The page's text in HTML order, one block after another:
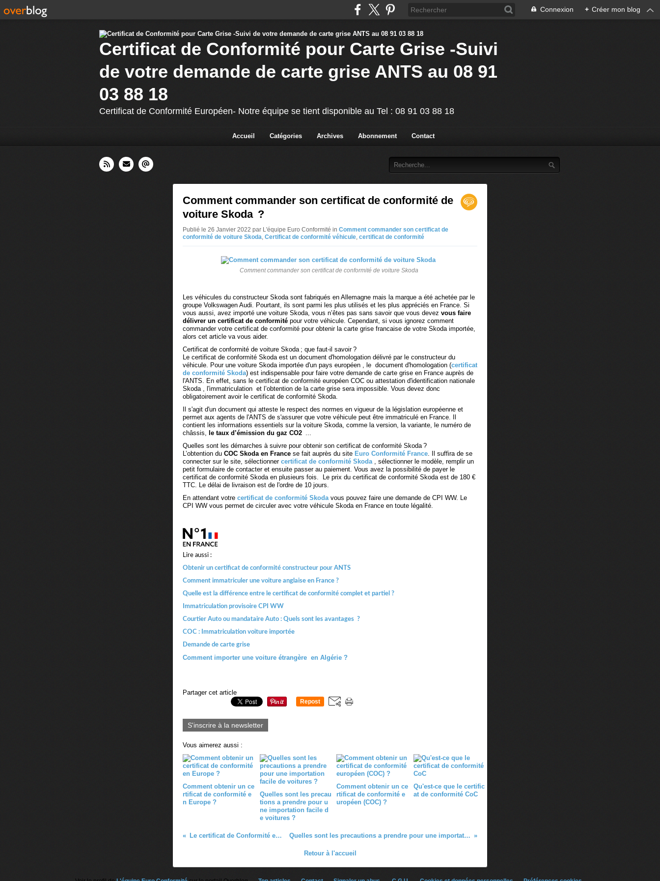
Connexion + Créer mon blog
Certificat de Conformité pour Carte Grise -Suivi
de votre demande de carte grise ANTS au 08 91
03 88 18
Certificat de Conformité Européen- Notre équipe se tient disponible au Tel : 08 91 03 88 18
Accueil Catégories Archives Abonnement Contact
Comment commander son certificat de conformité de
voiture Skoda ?
Publié le 26 Janvier 2022 par L'équipe Euro Conformité in Comment commander son certificat de
conformité de voiture Skoda Certificat de conformité véhicule certificat de conformité
Comment commander son certificat de conformité de voiture Skoda
Les véhicules du constructeur Skoda sont fabriqués en Allemagne mais la marque a été achetée par le
groupe Volkswagen Audi. Pourtant, ils sont parmi les plus utilisés et les plus appréciés en France. Si
vous aussi, avez importé une voiture Skoda, vous n’êtes pas sans savoir que vous devez vous faire
délivrer un certificat de conformité pour votre véhicule. Cependant, si vous ignorez comment
commander votre certificat de conformité pour obtenir la carte grise francaise de votre Skoda importée,
alors cet article va vous aider.
Certificat de conformité de voiture Skoda ; que faut-il savoir ?
Le certificat de conformité Skoda est un document d'homologation délivré par le constructeur du
véhicule. Pour une voiture Skoda importée d'un pays européen , le document d'homologation (certificat
de conformité Skoda) est indispensable pour faire votre demande de carte grise en France auprès de
l'ANTS. En effet, sans le certificat de conformité européen COC ou attestation d'identification nationale
Skoda , l'immatriculation et l’obtention de la carte grise sera impossible. Vous devez donc
obligatoirement avoir le certificat de conformité Skoda.
Il s'agit d'un document qui atteste le respect des normes en vigueur de la législation européenne et
permet aux agents de l'ANTS de s'assurer que votre véhicule peut être immatriculé en France. Il
contient les informations essentiels sur la voiture Skoda, comme la version, la variante, le numéro de
châssis, le taux d’émission du gaz CO2
Quelles sont les démarches à suivre pour obtenir son certificat de conformité Skoda ?
L’obtention du COC Skoda en France se fait auprès du site Euro Conformité France . Il suffira de se
connecter sur le site, sélectionner certificat de conformité Skoda
, sélectionner le modèle, remplir un
petit formulaire de contacter et ensuite passer au paiement. Vous avez la possibilité de payer le
certificat de conformité Skoda en plusieurs fois. Le prix du certificat de conformité Skoda est de 180 €
TTC. Le délai de livraison est de l'ordre de 10 jours.
En attendant votre certificat de conformité Skoda vous pouvez faire une demande de CPI WW. Le
CPI WW vous permet de circuler avec votre véhicule Skoda en France en toute légalité.
Lire aussi :
Obtenir un certificat de conformité constructeur pour ANTS
Comment immatriculer une voiture anglaise en France ?
Quelle est la différence entre le certificat de conformité complet et partiel ?
Immatriculation provisoire CPI WW
Courtier Auto ou mandataire Auto : Quels sont les avantages ?
COC : Immatriculation voiture importée
Demande de carte grise
Comment importer une voiture étrangère en Algérie ?
Partager cet article
Repost
S'inscrire à la newsletter
Vous aimerez aussi :
Comment obtenir un ce
rtificat de conformité e
n Europe ?
Quelles sont les precau
tions a prendre pour u
ne importation facile d
e voitures ?
Comment obtenir un ce
rtificat de conformité e
uropéen (COC) ?
Qu'est-ce que le certific
at de conformité CoC
Le certificat de Conformité européen COC Quelles sont les precautions a prendre pour une importation facile de voitures ?
Retour à l'accueil